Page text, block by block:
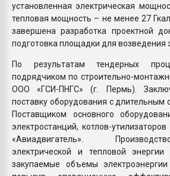
установленная электрическая
тепловая мощность – не менее 27
завершена разработка проектной
подготовка площадки для возведения
По результатам тендерных
подрядчиком по строительно-
ООО «ГСИ-ПНГС» (г. Пермь).
поставку оборудования с длительным
Поставщиком основного
электростанций, котлов-
«Авиадвигатель».
электрической и тепловой энергии
закупаемые объемы